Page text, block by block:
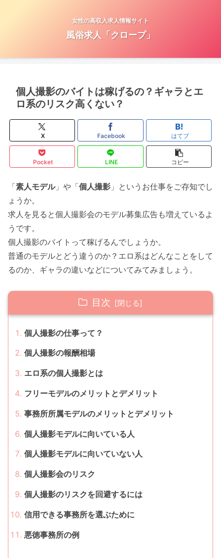
女性の高収入求人情報サイト
風俗求人「クロープ」
個人撮影のバイトは稼げるの？ギャラとエ
ロ系のリスク高くない？
X Facebook はてブ
Pocket LINE コピー
「素人モデル」や「個人撮影 」というお仕事をご存知でし
ょうか。
求人を見ると個人撮影会のモデル募集広告も増えているよ
うです。
個人撮影のバイトって稼げるんでしょうか。
普通のモデルとどう違うのか？エロ系はどんなことをして
るのか、ギャラの違いなどについてみてみましょう。
目次
個人撮影の仕事って？
個人撮影の報酬相場
エロ系の個人撮影とは
フリーモデルのメリットとデメリット
事務所所属モデルのメリットとデメリット
個人撮影モデルに向いている人
個人撮影モデルに向いていない人
個人撮影会のリスク
個人撮影のリスクを回避するには
信用できる事務所を選ぶために
悪徳事務所の例